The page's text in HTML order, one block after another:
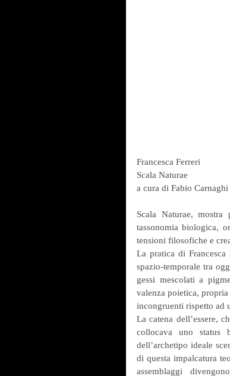
Francesca Ferreri
Scala Naturae
a cura di Fabio Carnaghi
Scala Naturae,
tassonomia biologica,
tensioni filosofiche e
La pratica di
spazio-temporale tra
gessi mescolati a
valenza poietica,
incongruenti rispetto ad
La catena dell’essere,
collocava uno status
dell’archetipo ideale
di questa impalcatura
assemblaggi